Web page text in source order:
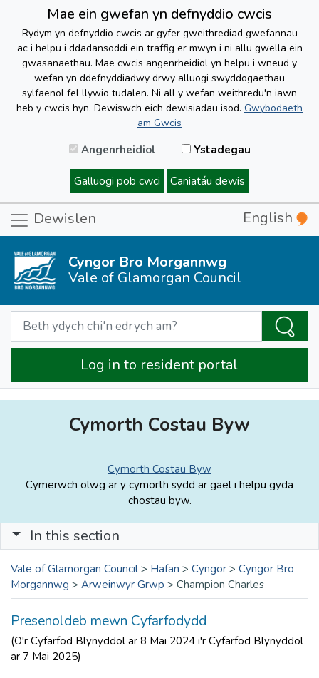
Mae ein gwefan yn defnyddio cwcis
Rydym yn defnyddio cwcis ar gyfer gweithrediad gwefannau
ac i helpu i ddadansoddi ein traffig er mwyn i ni allu gwella ein
gwasanaethau. Mae cwcis angenrheidiol yn helpu i wneud y
wefan yn ddefnyddiadwy drwy alluogi swyddogaethau
sylfaenol fel llywio tudalen. Ni all y wefan weithredu'n iawn
heb y cwcis hyn. Dewiswch eich dewisiadau isod. Gwybodaeth
am Gwcis
Angenrheidiol Ystadegau
Galluogi pob cwci Caniatáu dewis
Dewislen English
Cyngor Bro Morgannwg
Vale of Glamorgan Council
Log in to resident portal
Cymorth Costau Byw
Cymorth Costau Byw
Cymerwch olwg ar y cymorth sydd ar gael i helpu gyda
chostau byw.
In this section
Vale of Glamorgan Council > Hafan > Cyngor > Cyngor Bro
Morgannwg > Arweinwyr Grwp > Champion Charles
Presenoldeb mewn Cyfarfodydd
(O'r Cyfarfod Blynyddol ar 8 Mai 2024 i'r Cyfarfod Blynyddol
ar 7 Mai 2025)